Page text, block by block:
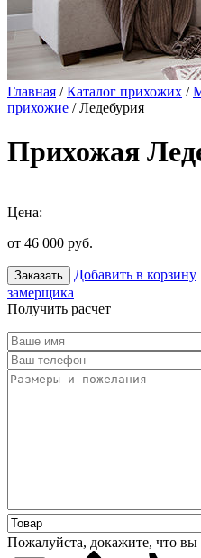
Главная /Каталог прихожих /
прихожие / Ледебурия
Прихожая
Цена:
от 46 000 руб.
Заказать Добавить в корзину
замерщика
Получить расчет
Пожалуйста, докажите, что вы